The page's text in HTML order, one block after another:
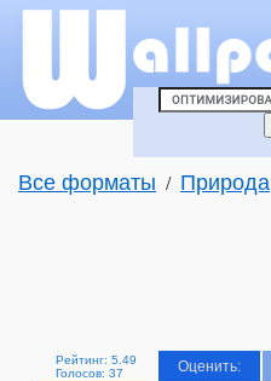
Все форматы / Природа
Рейтинг: 5.49
Голосов: 37
Оценить: